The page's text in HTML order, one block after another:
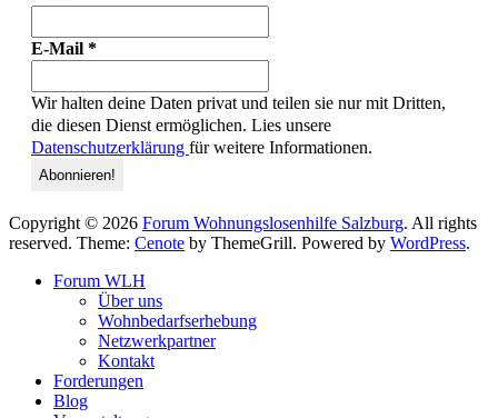
E-Mail *
Wir halten deine Daten privat und teilen sie nur mit Dritten,
die diesen Dienst ermöglichen. Lies unsere
Datenschutzerklärung für weitere Informationen.
Copyright © 2026 Forum Wohnungslosenhilfe Salzburg. All rights
reserved. Theme: Cenote by ThemeGrill. Powered by WordPress.
Forum WLH
Über uns
Wohnbedarfserhebung
Netzwerkpartner
Kontakt
Forderungen
Blog